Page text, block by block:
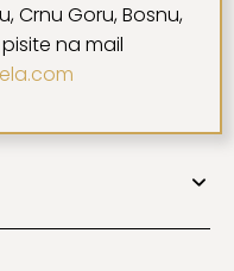
Crnu Goru, Bosnu,
na mail